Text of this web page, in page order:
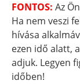
FONTOS: Az
Ha nem veszi
hívása
ezen idő alatt,
adjuk. Legyen
időben!